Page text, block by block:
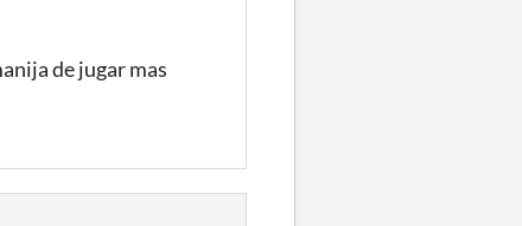
de jugar mas